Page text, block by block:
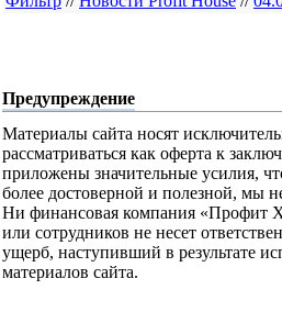
Предупреждение
Материалы сайта носят
рассматриваться как оферта к
приложены значительные усилия,
более достоверной и полезной, мы
Ни финансовая компания «Профит
или сотрудников не несет
ущерб, наступивший в результате
материалов сайта.